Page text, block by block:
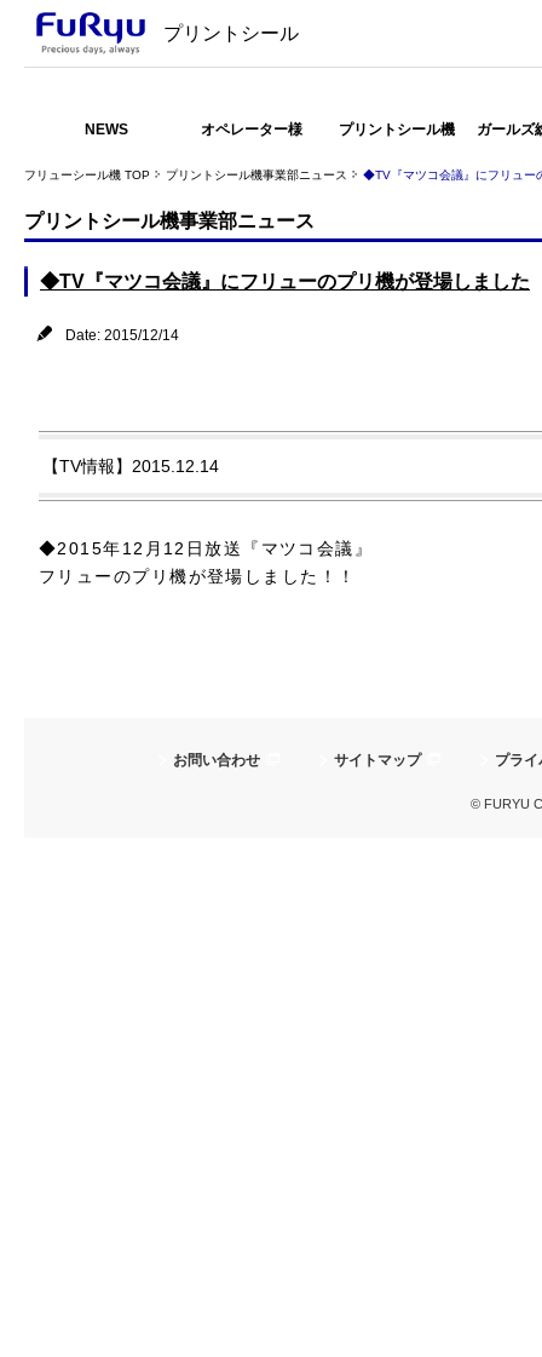
プリントシール
NEWS オペレーター様 プリントシール機 ガールズ
フリューシール機 TOP プリントシール機事業部ニュース ◆TV『マツコ会議』にフリュー
プリントシール機事業部ニュース
◆TV『マツコ会議』にフリューのプリ機が登場しました
Date: 2015/12/14
【TV情報】2015.12.14
◆2015年12月12日放送『マツコ会議』
フリューのプリ機が登場しました！！
お問い合わせ サイトマップ プラ
© FURYU